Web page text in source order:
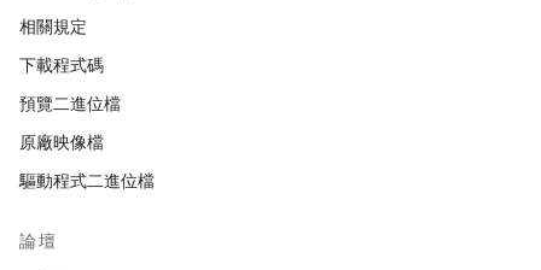
相關規定
下載程式碼
預覽二進位檔
原廠映像檔
驅動程式二進位檔
論壇